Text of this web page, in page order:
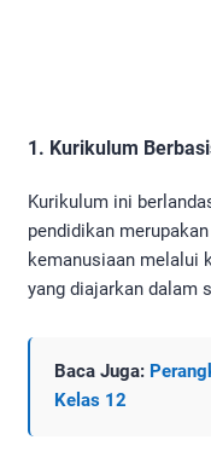
1. Kurikulum
Kurikulum ini
pendidikan
kemanusiaan melalui
yang diajarkan dalam
Baca Juga:
Kelas 12